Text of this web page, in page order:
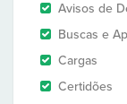
Avisos de
Buscas e
Cargas
Certidões